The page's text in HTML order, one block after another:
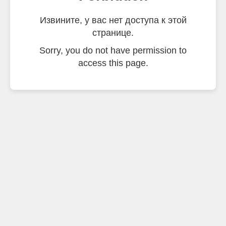
Извините, у вас нет доступа к этой
странице.
Sorry, you do not have permission to
access this page.